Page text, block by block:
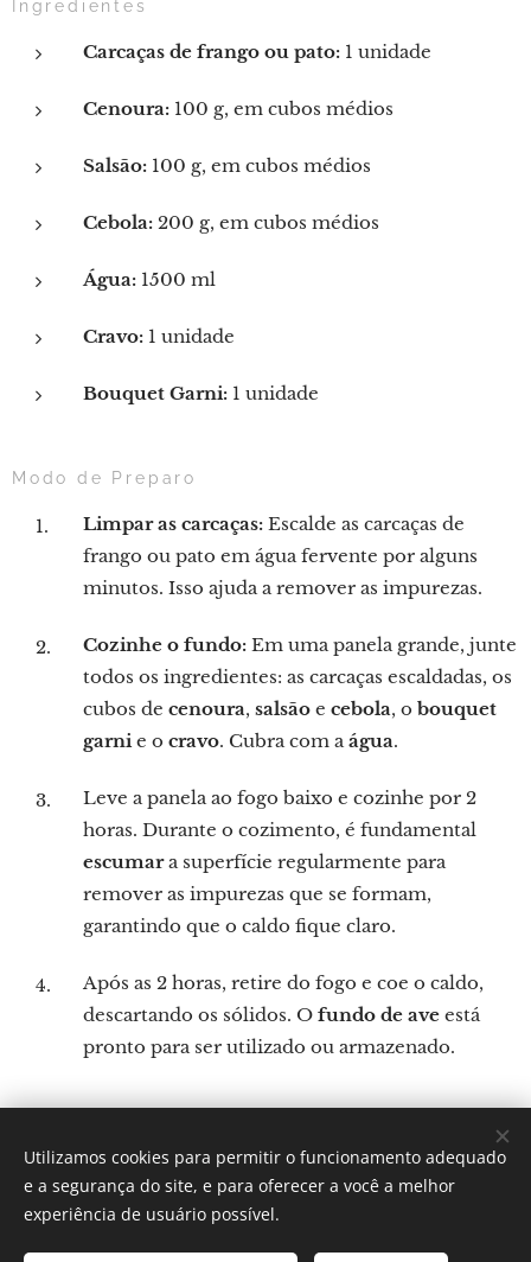
Ingredientes
Carcaças de frango ou pato: 1 unidade
Cenoura: 100 g, em cubos médios
Salsão: 100 g, em cubos médios
Cebola: 200 g, em cubos médios
Água: 1500 ml
Cravo: 1 unidade
Bouquet Garni: 1 unidade
Modo de Preparo
Limpar as carcaças: Escalde as carcaças de
frango ou pato em água fervente por alguns
minutos. Isso ajuda a remover as impurezas.
Cozinhe o fundo: Em uma panela grande, junte
todos os ingredientes: as carcaças escaldadas, os
cubos de cenoura, salsão e cebola, o bouquet
garnie o cravo. Cubra com aágua.
Leve a panela ao fogo baixo e cozinhe por 2
horas. Durante o cozimento, é fundamental
escumara superfície regularmente para
remover as impurezas que se formam,
garantindo que o caldo fique claro.
Após as 2 horas, retire do fogo e coe o caldo,
descartando os sólidos. O fundo de ave está
pronto para ser utilizado ou armazenado.
Por: Verônica Silveira Nicoletti
Instagram: Gastronomundo.receitas
Utilizamos cookies para permitir o funcionamento adequado
e a segurança do site, e para oferecer a você a melhor
experiência de usuário possível.